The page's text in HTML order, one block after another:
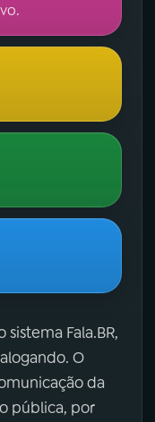
Fala.BR,
O
da
pública, por